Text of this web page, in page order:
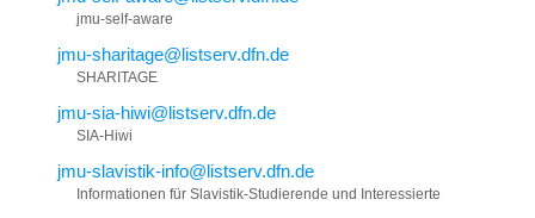
jmu-self-aware
jmu-sharitage@listserv.dfn.de
SHARITAGE
jmu-sia-hiwi@listserv.dfn.de
SIA-Hiwi
jmu-slavistik-info@listserv.dfn.de
Informationen für Slavistik-Studierende und Interessierte